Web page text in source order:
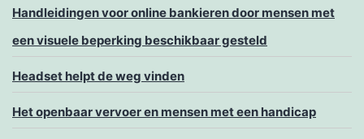
Handleidingen voor online bankieren door mensen met
een visuele beperking beschikbaar gesteld
Headset helpt de weg vinden
Het openbaar vervoer en mensen met een handicap